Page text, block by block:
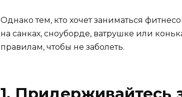
Однако тем, кто хочет заниматься
на санках, сноуборде, ватрушке или
правилам, чтобы не заболеть.